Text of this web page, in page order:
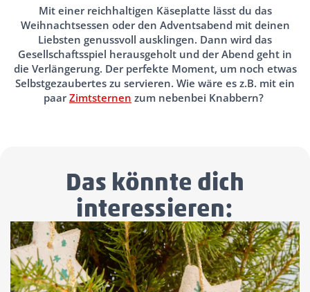
Text
Block
Headline
Mit einer reichhaltigen Käseplatte lässt du das
Weihnachtsessen oder den Adventsabend mit deinen
Liebsten genussvoll ausklingen. Dann wird das
Gesellschaftsspiel herausgeholt und der Abend geht in
die Verlängerung. Der perfekte Moment, um noch etwas
Selbstgezaubertes zu servieren. Wie wäre es z.B. mit ein
paarZimtsternen zum nebenbei Knabbern?
Das könnte dich
interessieren: